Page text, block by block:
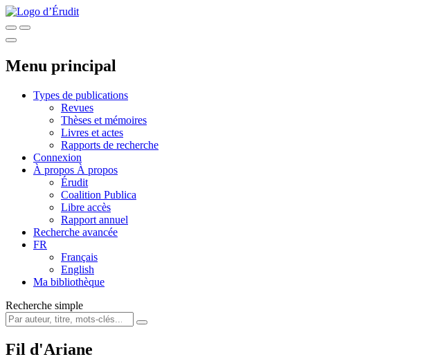
Menu principal
Types de publications
Revues
Thèses et mémoires
Livres et actes
Rapports de recherche
Connexion
À propos À propos
Érudit
Coalition Publica
Libre accès
Rapport annuel
Recherche avancée
FR
Français
English
Ma bibliothèque
Recherche simple
Fil d'Ariane